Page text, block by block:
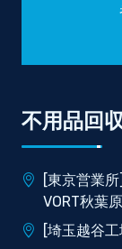
不用品回
[東京営業
VORT秋葉
[埼玉越谷